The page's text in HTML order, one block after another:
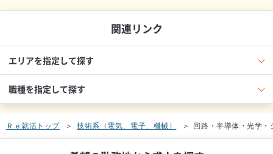
関連リンク
エリアを指定して探す
職種を指定して探す
Ｒｅ就活トップ 技術系（電気、電子、機械） 回路・半導体・光学